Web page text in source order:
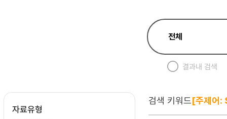
결과내 검색
자료유형
검색 키워드[주제어